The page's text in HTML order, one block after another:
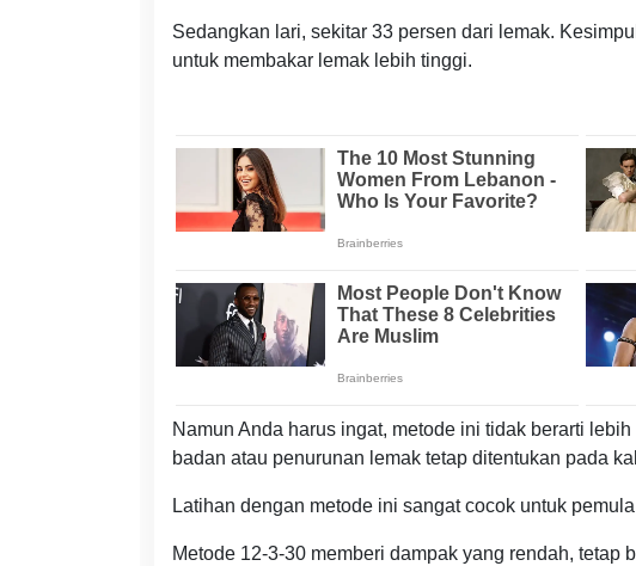
Sedangkan lari, sekitar 33 persen dari lemak.
untuk membakar lemak lebih tinggi.
Namun Anda harus ingat, metode ini tidak berarti
badan atau penurunan lemak tetap ditentukan pada
Latihan dengan metode ini sangat cocok untuk
Metode 12-3-30 memberi dampak yang rendah, tetap